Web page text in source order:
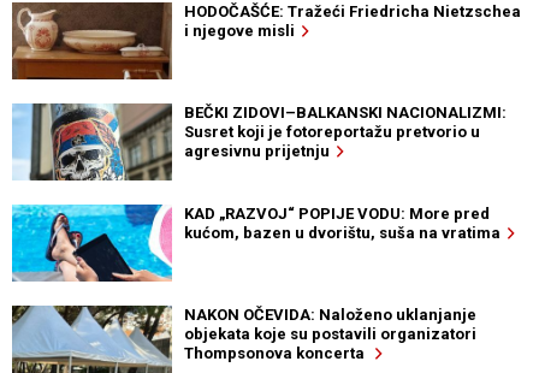
HODOČAŠĆE: Tražeći Friedricha Nietzschea
i njegove misli
BEČKI ZIDOVI–BALKANSKI NACIONALIZMI:
Susret koji je fotoreportažu pretvorio u
agresivnu prijetnju
KAD „RAZVOJ“ POPIJE VODU: More pred
kućom, bazen u dvorištu, suša na vratima
NAKON OČEVIDA: Naloženo uklanjanje
objekata koje su postavili organizatori
Thompsonova koncerta